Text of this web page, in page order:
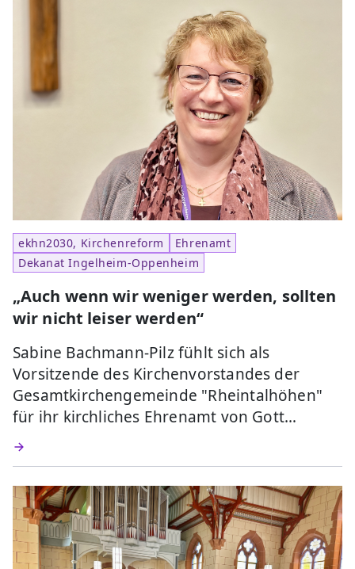
ekhn2030, Kirchenreform
Ehrenamt
Dekanat Ingelheim-Oppenheim
„Auch wenn wir weniger werden, sollten
wir nicht leiser werden“
Sabine Bachmann-Pilz fühlt sich als
Vorsitzende des Kirchenvorstandes der
Gesamtkirchengemeinde "Rheintalhöhen"
für ihr kirchliches Ehrenamt von Gott…